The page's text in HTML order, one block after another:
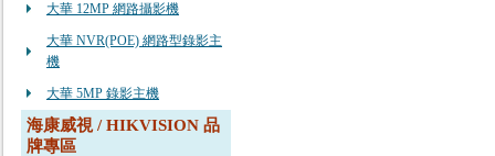
大華 12MP 網路攝影機
大華 NVR(POE) 網路型錄影主
機
大華 5MP 錄影主機
海康威視 / HIKVISION 品
牌專區